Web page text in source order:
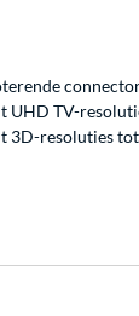
UHD TV-
3D-resoluties